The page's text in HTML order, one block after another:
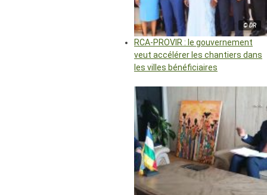
© DR
RCA-PROVIR : le gouvernement
veut accélérer les chantiers dans
les villes bénéficiaires